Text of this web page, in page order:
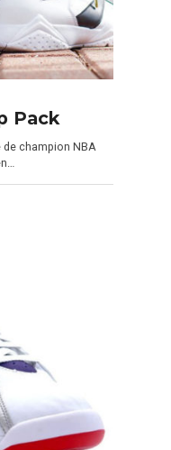
Pack
de champion NBA